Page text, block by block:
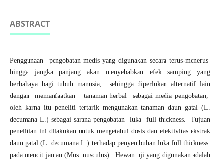
ABSTRACT
Penggunaan pengobatan medis yang digunakan secara terus-menerus
hingga jangka panjang akan menyebabkan efek samping yang
berbahaya bagi tubuh manusia, sehingga diperlukan alternatif lain
dengan memanfaatkan tanaman herbal sebagai media pengobatan,
oleh karna itu peneliti tertarik mengunakan tanaman daun gatal (L.
decumana L.) sebagai sarana pengobatan luka full thickness. Tujuan
penelitian ini dilakukan untuk mengetahui dosis dan efektivitas ekstrak
daun gatal (L. decumana L.) terhadap penyembuhan luka full thickness
pada mencit jantan (Mus musculus). Hewan uji yang digunakan adalah